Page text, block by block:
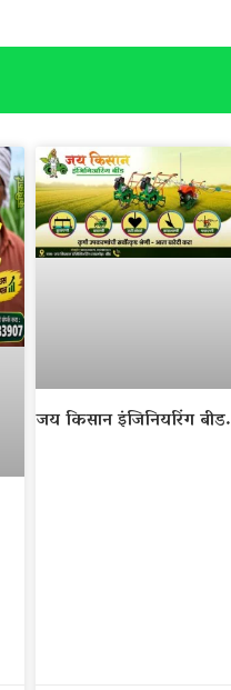
जय किसान इंजिनियरिंग बीड.